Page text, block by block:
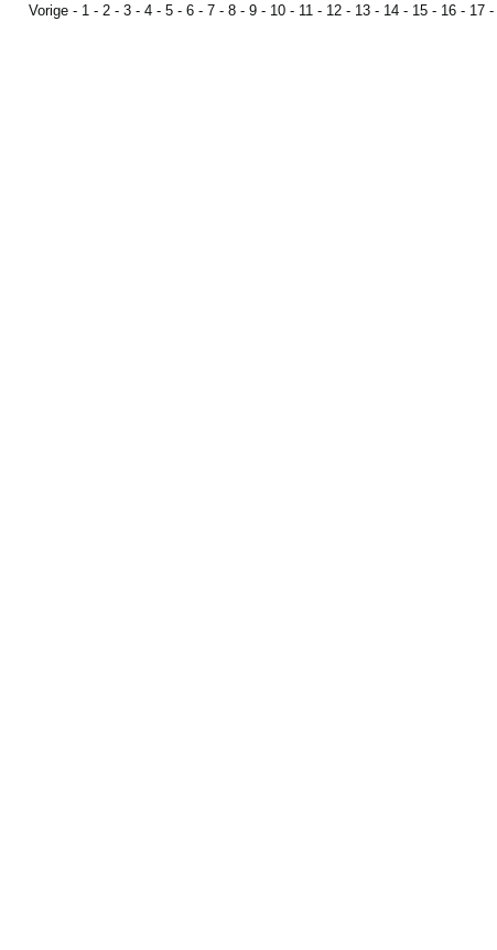
Vorige - 1 - 2 - 3 - 4 - 5 - 6 - 7 - 8 - 9 - 10 - 11 - 12 - 13 - 14 - 15 - 16 - 17 -